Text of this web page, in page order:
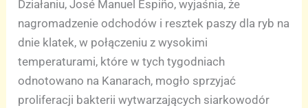
Działaniu, José Manuel Espiño, wyjaśnia, że
nagromadzenie odchodów i resztek paszy dla ryb na
dnie klatek, w połączeniu z wysokimi
temperaturami, które w tych tygodniach
odnotowano na Kanarach, mogło sprzyjać
proliferacji bakterii wytwarzających siarkowodór